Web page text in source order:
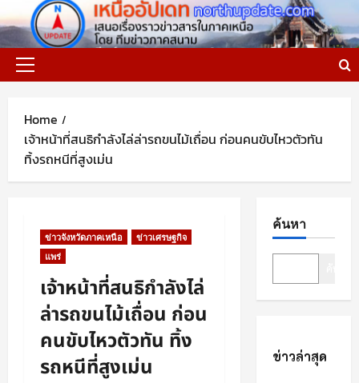
to
content
Primary
Home
เจ้าหน้าที่สนธิกำลังไล่ล่ารถขนไม้เถื่อน ก่อนคนขับไหวตัวทัน
ทิ้งรถหนีที่สูงเม่น
ข่าวจังหวัดภาคเหนือ
ข่าวเศรษฐกิจ
แพร่
เจ้าหน้าที่สนธิกำลังไล่
ล่ารถขนไม้เถื่อน ก่อน
คนขับไหวตัวทัน ทิ้ง
รถหนีที่สูงเม่น
ค้นหา
ข่าวล่าสุด